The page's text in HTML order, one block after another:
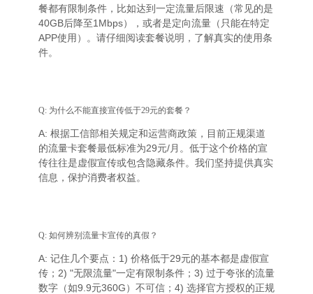
餐都有限制条件，比如达到一定流量后限速（常见的是
40GB后降至1Mbps），或者是定向流量（只能在特定
APP使用）。请仔细阅读套餐说明，了解真实的使用条
件。
Q: 为什么不能直接宣传低于29元的套餐？
A: 根据工信部相关规定和运营商政策，目前正规渠道
的流量卡套餐最低标准为29元/月。低于这个价格的宣
传往往是虚假宣传或包含隐藏条件。我们坚持提供真实
信息，保护消费者权益。
Q: 如何辨别流量卡宣传的真假？
A: 记住几个要点：1) 价格低于29元的基本都是虚假宣
传；2) "无限流量"一定有限制条件；3) 过于夸张的流量
数字（如9.9元360G）不可信；4) 选择官方授权的正规